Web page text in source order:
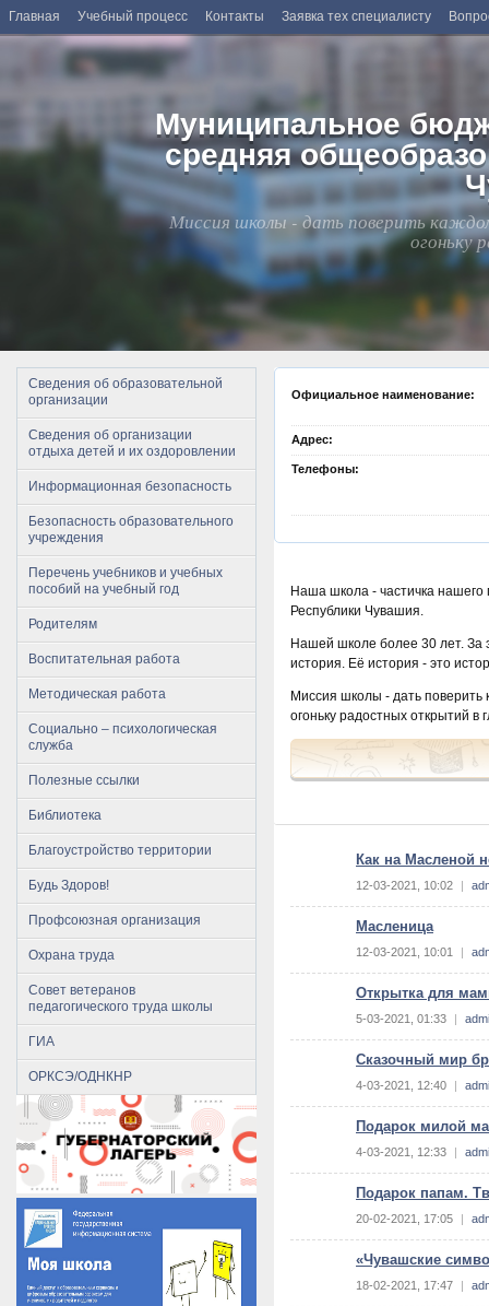
Главная Учебный процесс Контакты Заявка тех специалисту
Муниципальное
средняя
Миссия школы - дать поверить
огоньку
Сведения об образовательной
организации
Сведения об организации
отдыха детей и их оздоровлении
Информационная безопасность
Безопасность образовательного
учреждения
Перечень учебников и учебных
пособий на учебный год
Родителям
Воспитательная работа
Методическая работа
Социально – психологическая
служба
Полезные ссылки
Библиотека
Благоустройство территории
Будь Здоров!
Профсоюзная организация
Охрана труда
Совет ветеранов
педагогического труда школы
ГИА
ОРКСЭ/ОДНКНР
Официальное наименование:
Адрес:
Телефоны:
Наша школа - частичка нашего
Республики Чувашия.
Нашей школе более 30 лет. За
история. Её история - это
Миссия школы - дать поверить
огоньку радостных открытий в
Как на Масленой
12-03-2021, 10:02 |
Масленица
12-03-2021, 10:01 |
Открытка для
5-03-2021, 01:33 |
Сказочный мир
4-03-2021, 12:40 |
Подарок милой
4-03-2021, 12:33 |
Подарок папам.
20-02-2021, 17:05 |
«Чувашские
18-02-2021, 17:47 |